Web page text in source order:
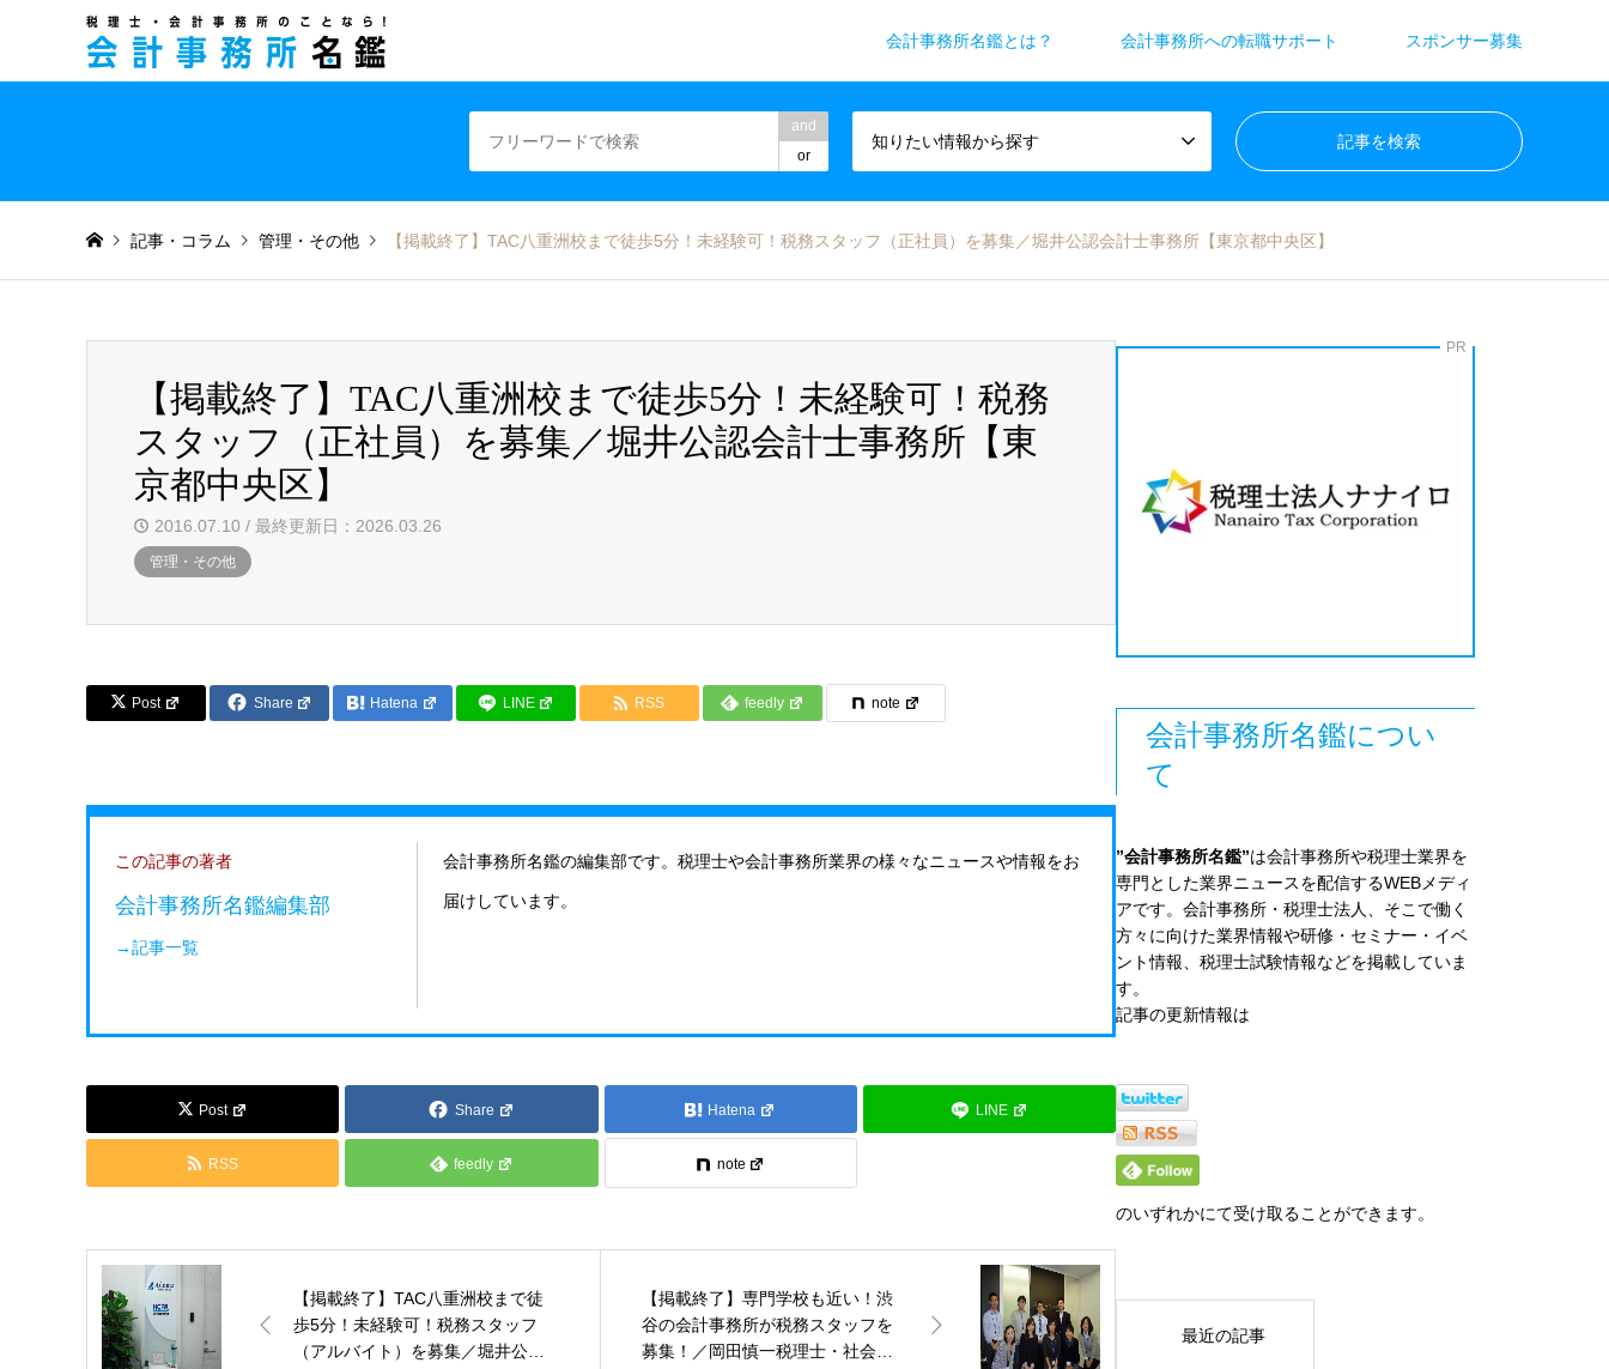
会計事務所名鑑とは？ 会計事務所への転職サポート スポンサー募集
and
or
知りたい情報から探す
記事・コラム 管理・その他 【掲載終了】TAC八重洲校まで徒歩5分！未経験可！税務スタッフ（正社員）を募集／堀井公認会計士事務所【東京都中央区】
【掲載終了】TAC八重洲校まで徒歩5分！未経験可！税務
スタッフ（正社員）を募集／堀井公認会計士事務所【東
京都中央区】
2016.07.10 / 最終更新日：2026.03.26
管理・その他
Post Share Hatena LINE RSS feedly note
この記事の著者
会計事務所名鑑編集部
→記事一覧
会計事務所名鑑の編集部です。税理士や会計事務所業界の様々なニュースや情報をお
届けしています。
Post Share Hatena LINE
RSS feedly note
【掲載終了】TAC八重洲校まで徒
歩5分！未経験可！税務スタッフ
（アルバイト）を募集／堀井公認
【掲載終了】専門学校も近い！渋
谷の会計事務所が税務スタッフを
募集！／岡田慎一税理士・社会保
PR
会計事務所名鑑につい
て
”会計事務所名鑑”は会計事務所や税理士業界を
専門とした業界ニュースを配信するWEBメディ
アです。会計事務所・税理士法人、そこで働く
方々に向けた業界情報や研修・セミナー・イベ
ント情報、税理士試験情報などを掲載していま
す。
記事の更新情報は
のいずれかにて受け取ることができます。
最近の記事